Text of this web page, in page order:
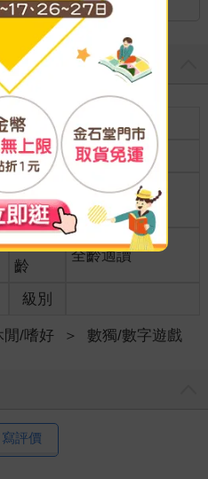
裝訂
紙本平裝
分級 普通級
商品規
格
18開17*23cm
適讀年
齡
全齡適讀
級別
閒/嗜好 ＞ 數獨/數字遊戲
寫評價